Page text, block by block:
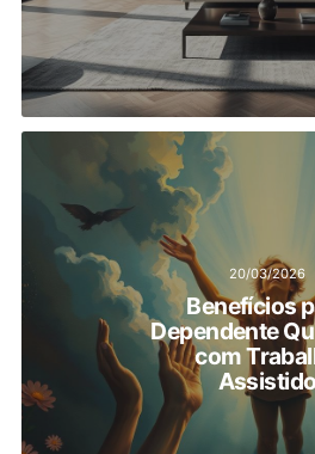
20/03/2026
Benefícios
Dependente
com
Assistido